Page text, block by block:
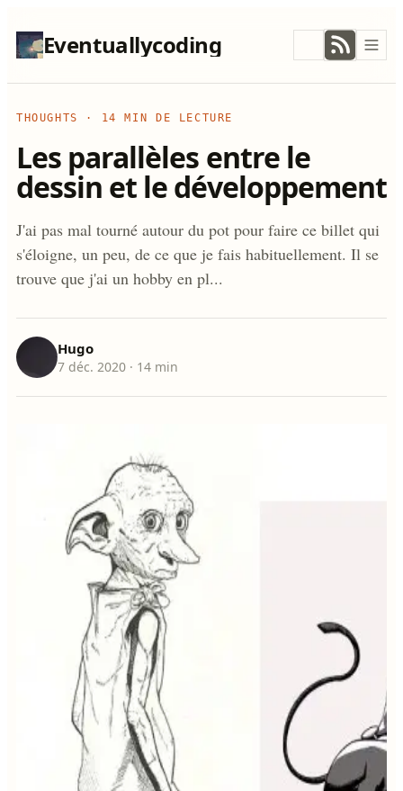
Eventuallycoding
THOUGHTS · 14 MIN DE LECTURE
Les parallèles entre le
dessin et le développement
J'ai pas mal tourné autour du pot pour faire ce billet qui
s'éloigne, un peu, de ce que je fais habituellement. Il se
trouve que j'ai un hobby en pl...
Hugo
7 déc. 2020 · 14 min